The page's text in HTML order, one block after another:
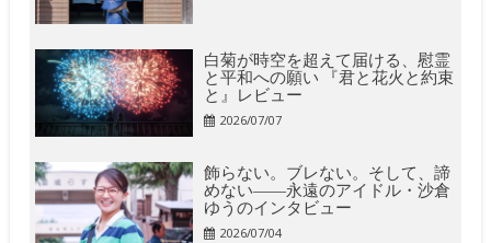
白菊が時空を超えて届ける、慰霊
と平和への願い 『君と花火と約束
と』レビュー
2026/07/07
飾らない。ブレない。そして、諦
めない――永遠のアイドル・沙倉
ゆうのインタビュー
2026/07/04